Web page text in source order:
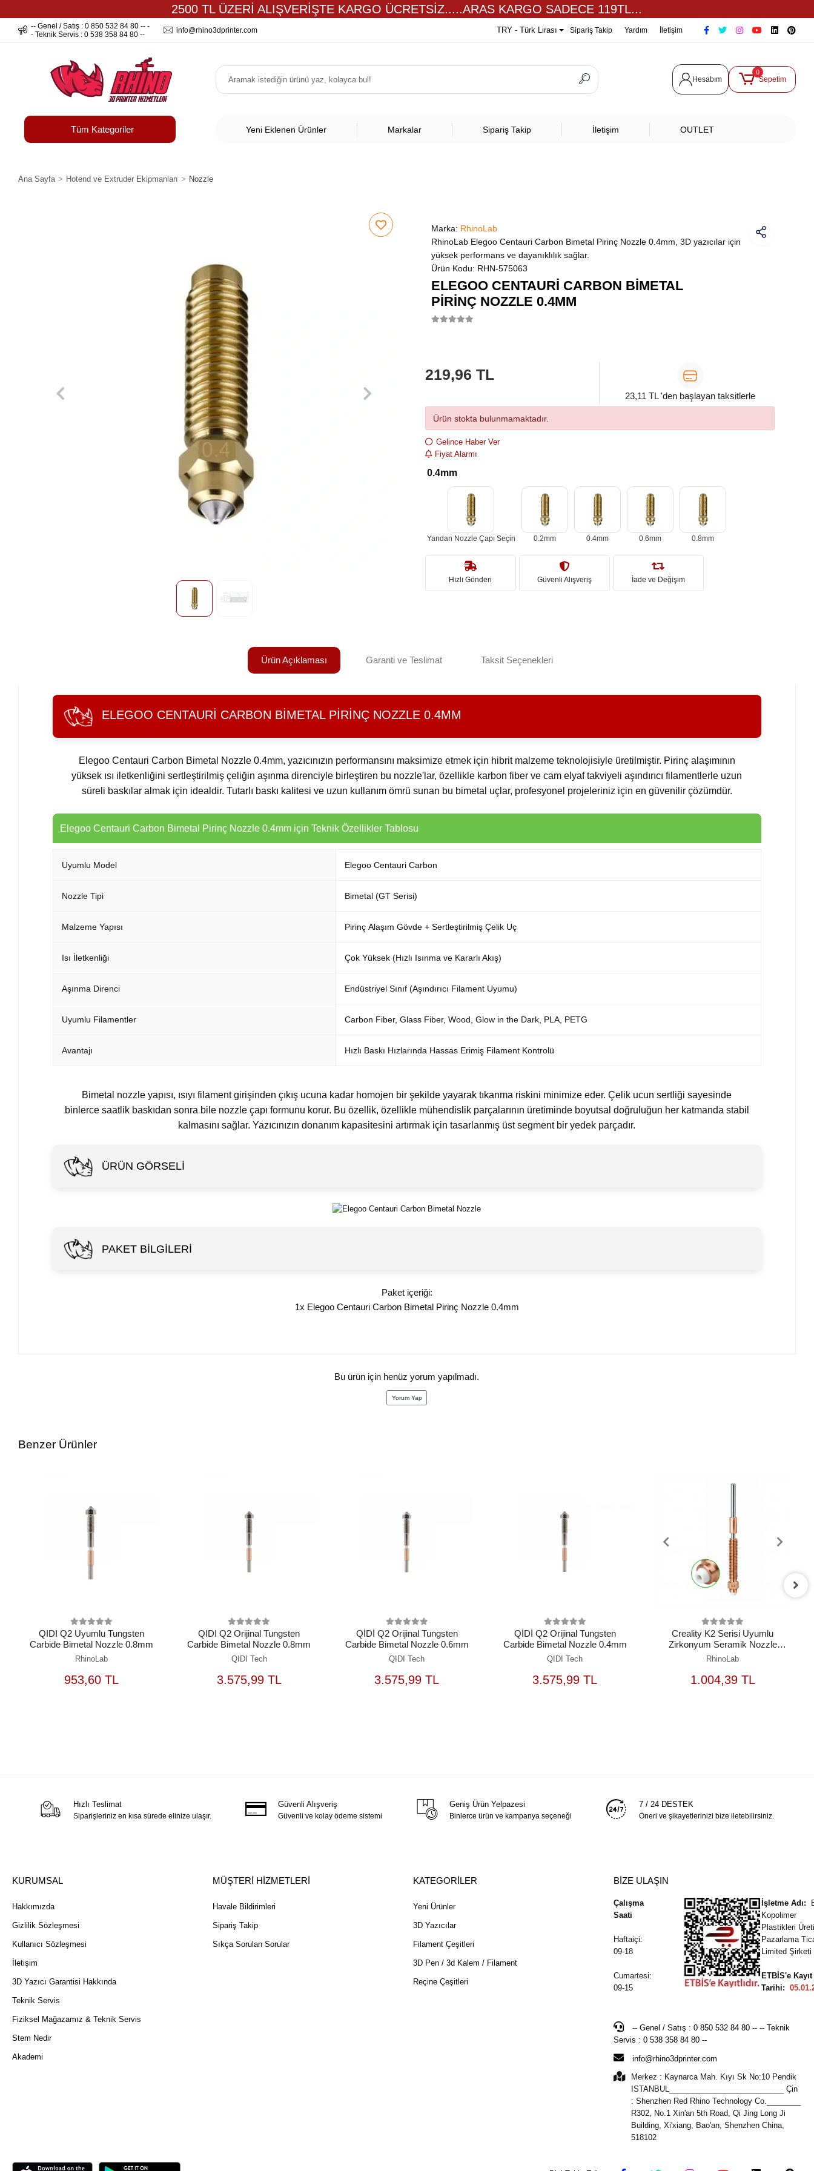
2500 TL ÜZERİ ALIŞVERİŞTE KARGO ÜCRETSİZ.....ARAS KARGO SADECE 119TL...
-- Genel / Satış : 0 850 532 84 80 -- -
- Teknik Servis : 0 538 358 84 80 --
info@rhino3dprinter.com TRY - Türk Lirası Sipariş Takip Yardım İletişim
Hesabım
0
Sepetim
Tüm Kategoriler Yeni Eklenen Ürünler Markalar Sipariş Takip İletişim OUTLET
Ana Sayfa Hotend ve Extruder Ekipmanları Nozzle
Marka: RhinoLab
RhinoLab Elegoo Centauri Carbon Bimetal Pirinç Nozzle 0.4mm, 3D yazıcılar için
yüksek performans ve dayanıklılık sağlar.
Ürün Kodu: RHN-575063
ELEGOO CENTAURI CARBON BIMETAL
PIRINÇ NOZZLE 0.4MM
219,96 TL
23,11 TL 'den başlayan taksitlerle
Ürün stokta bulunmamaktadır.
Gelince Haber Ver
Fiyat Alarmı
0.4mm
Yandan Nozzle Çapı Seçin 0.2mm 0.4mm 0.6mm 0.8mm
Hızlı Gönderi Güvenli Alışveriş İade ve Değişim
Ürün Açıklaması Garanti ve Teslimat Taksit Seçenekleri
ELEGOO CENTAURI CARBON BIMETAL PIRINÇ NOZZLE 0.4MM
Elegoo Centauri Carbon Bimetal Nozzle 0.4mm, yazıcınızın performansını maksimize etmek için hibrit malzeme teknolojisiyle üretilmiştir. Pirinç alaşımının
yüksek ısı iletkenliğini sertleştirilmiş çeliğin aşınma direnciyle birleştiren bu nozzle'lar, özellikle karbon fiber ve cam elyaf takviyeli aşındırıcı filamentlerle uzun
süreli baskılar almak için idealdir. Tutarlı baskı kalitesi ve uzun kullanım ömrü sunan bu bimetal uçlar, profesyonel projeleriniz için en güvenilir çözümdür.
Elegoo Centauri Carbon Bimetal Pirinç Nozzle 0.4mm için Teknik Özellikler Tablosu
Uyumlu Model Elegoo Centauri Carbon
Nozzle Tipi Bimetal (GT Serisi)
Malzeme Yapısı Pirinç Alaşım Gövde + Sertleştirilmiş Çelik Uç
Isı İletkenliği Çok Yüksek (Hızlı Isınma ve Kararlı Akış)
Aşınma Direnci Endüstriyel Sınıf (Aşındırıcı Filament Uyumu)
Uyumlu Filamentler Carbon Fiber, Glass Fiber, Wood, Glow in the Dark, PLA, PETG
Avantajı Hızlı Baskı Hızlarında Hassas Erimiş Filament Kontrolü
Bimetal nozzle yapısı, ısıyı filament girişinden çıkış ucuna kadar homojen bir şekilde yayarak tıkanma riskini minimize eder. Çelik ucun sertliği sayesinde
binlerce saatlik baskıdan sonra bile nozzle çapı formunu korur. Bu özellik, özellikle mühendislik parçalarının üretiminde boyutsal doğruluğun her katmanda stabil
kalmasını sağlar. Yazıcınızın donanım kapasitesini artırmak için tasarlanmış üst segment bir yedek parçadır.
ÜRÜN GÖRSELI
PAKET BILGILERI
Paket içeriği:
1x Elegoo Centauri Carbon Bimetal Pirinç Nozzle 0.4mm
Bu ürün için henüz yorum yapılmadı.
Yorum Yap
Benzer Ürünler
QIDI Q2 Uyumlu Tungsten
Carbide Bimetal Nozzle 0.8mm
RhinoLab
953,60 TLSEPETE
EKLE
QIDI Q2 Orijinal Tungsten
Carbide Bimetal Nozzle 0.8mm
QIDI Tech
3.575,99 TL
SEPETE
EKLE
QİDİ Q2 Orijinal Tungsten
Carbide Bimetal Nozzle 0.6mm
QIDI Tech
3.575,99 TL
SEPETE
EKLE
QİDİ Q2 Orijinal Tungsten
Carbide Bimetal Nozzle 0.4mm
QIDI Tech
3.575,99 TL
SEPETE
EKLE
Creality K2 Serisi Uyumlu
Zirkonyum Seramik Nozzle
0.8mm
RhinoLab
1.004,39 TL
SEPETE
EKLE
Hızlı Teslimat
Siparişleriniz en kısa sürede elinize ulaşır.
Güvenli Alışveriş
Güvenli ve kolay ödeme sistemi
Geniş Ürün Yelpazesi
Binlerce ürün ve kampanya seçeneği
7 / 24 DESTEK
Öneri ve şikayetlerinizi bize iletebilirsiniz.
KURUMSAL
Hakkımızda
Gizlilik Sözleşmesi
Kullanıcı Sözleşmesi
İletişim
3D Yazıcı Garantisi Hakkında
Teknik Servis
Fiziksel Mağazamız & Teknik Servis
Stem Nedir
Akademi
MÜŞTERİ HİZMETLERİ
Havale Bildirimleri
Sipariş Takip
Sıkça Sorulan Sorular
KATEGORİLER
Yeni Ürünler
3D Yazıcılar
Filament Çeşitleri
3D Pen / 3d Kalem / Filament
Reçine Çeşitleri
BİZE ULAŞIN
Çalışma
Saati
Haftaiçi:
09-18
Cumartesi:
09-15
İşletme Adı:
Kopolimer
Plastikleri
Pazarlama
Limited Şirketi
ETBİS'e Kayıt
Tarihi:
-- Genel / Satış : 0 850 532 84 80 -- -- Teknik
Servis : 0 538 358 84 80 --
info@rhino3dprinter.com
Merkez : Kaynarca Mah. Kıyı Sk No:10 Pendik
ISTANBUL___________________________ Çin
: Shenzhen Red Rhino Technology Co.________
R302, No.1 Xin'an 5th Road, Qi Jing Long Ji
Building, Xi'xiang, Bao'an, Shenzhen China,
518102